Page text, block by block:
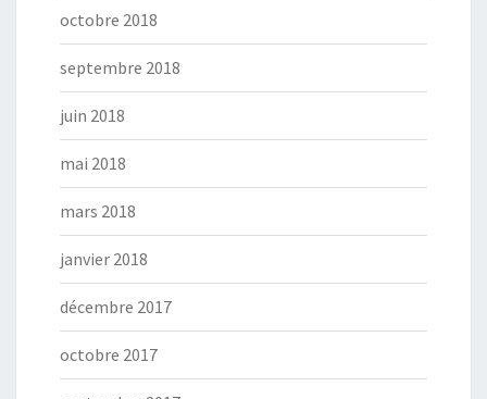
octobre 2018
septembre 2018
juin 2018
mai 2018
mars 2018
janvier 2018
décembre 2017
octobre 2017